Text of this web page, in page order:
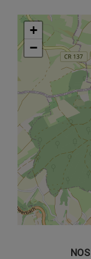
+
−
+
−